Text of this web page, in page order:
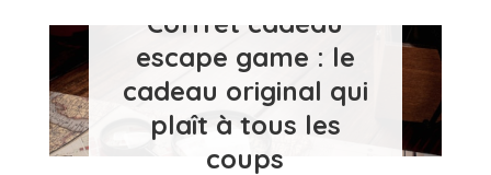
les5clochers.orgCoffret cadeau
escape game : le
cadeau original qui
plaît à tous les
coups